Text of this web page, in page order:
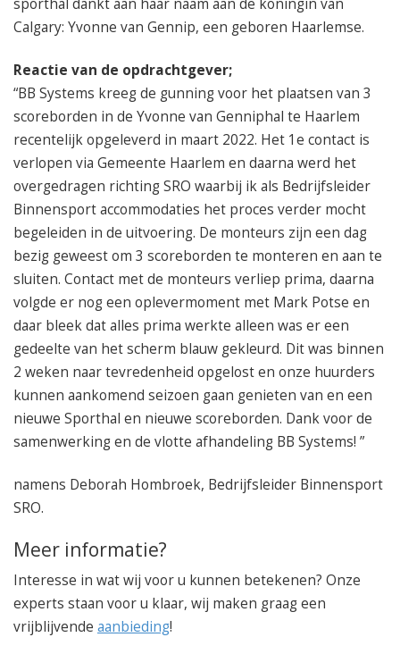
Calgary: Yvonne van Gennip, een geboren Haarlemse.
Reactie van de opdrachtgever;
“BB Systems kreeg de gunning voor het plaatsen van 3
scoreborden in de Yvonne van Genniphal te Haarlem
recentelijk opgeleverd in maart 2022. Het 1e contact is
verlopen via Gemeente Haarlem en daarna werd het
overgedragen richting SRO waarbij ik als Bedrijfsleider
Binnensport accommodaties het proces verder mocht
begeleiden in de uitvoering. De monteurs zijn een dag
bezig geweest om 3 scoreborden te monteren en aan te
sluiten. Contact met de monteurs verliep prima, daarna
volgde er nog een oplevermoment met Mark Potse en
daar bleek dat alles prima werkte alleen was er een
gedeelte van het scherm blauw gekleurd. Dit was binnen
2 weken naar tevredenheid opgelost en onze huurders
kunnen aankomend seizoen gaan genieten van en een
nieuwe Sporthal en nieuwe scoreborden. Dank voor de
samenwerking en de vlotte afhandeling BB Systems! ”
namens Deborah Hombroek, Bedrijfsleider Binnensport
SRO.
Meer informatie?
Interesse in wat wij voor u kunnen betekenen? Onze
experts staan voor u klaar, wij maken graag een
vrijblijvende aanbieding!